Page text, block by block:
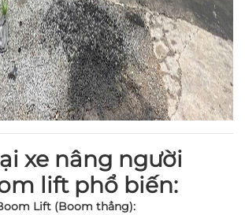
xe nâng người
lift phổ biến:
Lift (Boom thẳng):